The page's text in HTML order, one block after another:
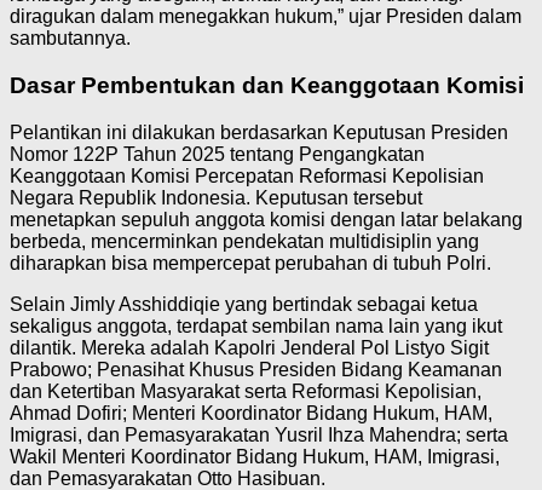
diragukan dalam menegakkan hukum,” ujar Presiden dalam
sambutannya.
Dasar Pembentukan dan Keanggotaan Komisi
Pelantikan ini dilakukan berdasarkan Keputusan Presiden
Nomor 122P Tahun 2025 tentang Pengangkatan
Keanggotaan Komisi Percepatan Reformasi Kepolisian
Negara Republik Indonesia. Keputusan tersebut
menetapkan sepuluh anggota komisi dengan latar belakang
berbeda, mencerminkan pendekatan multidisiplin yang
diharapkan bisa mempercepat perubahan di tubuh Polri.
Selain Jimly Asshiddiqie yang bertindak sebagai ketua
sekaligus anggota, terdapat sembilan nama lain yang ikut
dilantik. Mereka adalah Kapolri Jenderal Pol Listyo Sigit
Prabowo; Penasihat Khusus Presiden Bidang Keamanan
dan Ketertiban Masyarakat serta Reformasi Kepolisian,
Ahmad Dofiri; Menteri Koordinator Bidang Hukum, HAM,
Imigrasi, dan Pemasyarakatan Yusril Ihza Mahendra; serta
Wakil Menteri Koordinator Bidang Hukum, HAM, Imigrasi,
dan Pemasyarakatan Otto Hasibuan.